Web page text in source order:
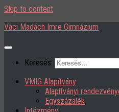
Skip to content
Váci Madách Imre Gimnázium
Keresés:
VMIG Alapítvány
Alapítványi
Egyszázalék